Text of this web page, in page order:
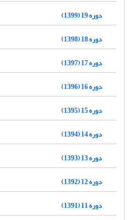
دوره 19 (1399)
دوره 18 (1398)
دوره 17 (1397)
دوره 16 (1396)
دوره 15 (1395)
دوره 14 (1394)
دوره 13 (1393)
دوره 12 (1392)
دوره 11 (1391)